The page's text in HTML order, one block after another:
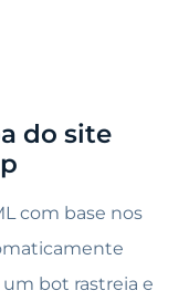
do site
com base nos
bot rastreia e